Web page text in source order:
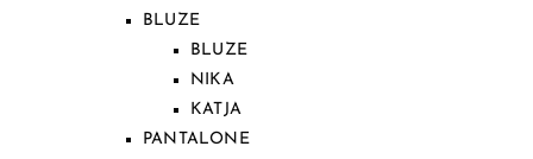
BLUZE
BLUZE
NIKA
KATJA
PANTALONE